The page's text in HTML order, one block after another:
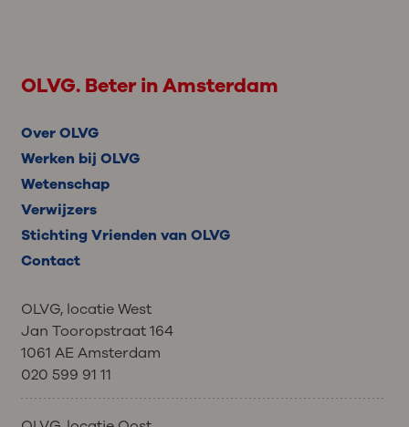
OLVG. Beter in Amsterdam
Over OLVG
Werken bij OLVG
Wetenschap
Verwijzers
Stichting Vrienden van OLVG
Contact
OLVG, locatie West
Jan Tooropstraat 164
1061 AE Amsterdam
020 599 91 11